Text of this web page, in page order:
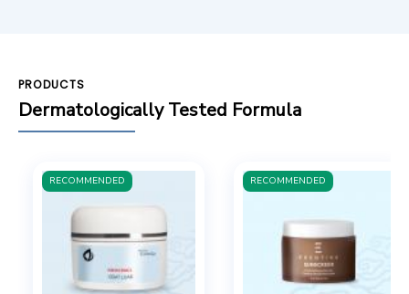
PRODUCTS
Dermatologically Tested Formula
RECOMMENDED RECOMMENDED